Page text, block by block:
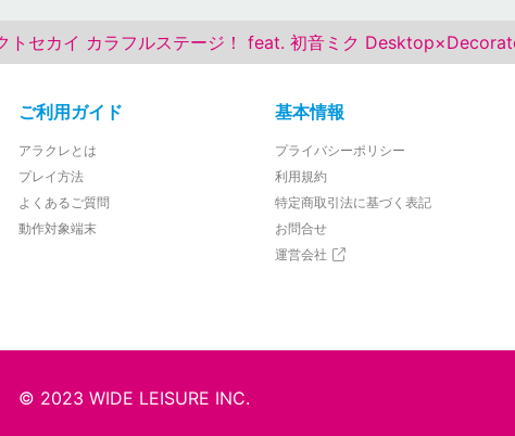
トセカイ カラフルステージ！ feat. 初音ミク
ご利用ガイド
アラクレとは
プレイ方法
よくあるご質問
動作対象端末
基本情報
プライバシーポリシー
利用規約
特定商取引法に基づく表記
お問合せ
運営会社
© 2023 WIDE LEISURE INC.